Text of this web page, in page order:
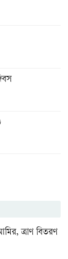
ত্রাণ বিতরণ